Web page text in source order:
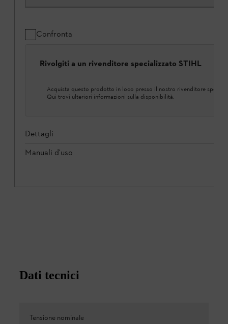
Confronta
Rivolgiti a un rivenditore specializzato STIHL
Acquista questo prodotto in loco presso il nostro rivenditore
Qui trovi ulteriori informazioni sulla disponibilità.
Dettagli
Manuali d'uso
Dati tecnici
Tensione nominale